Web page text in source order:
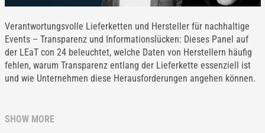
Verantwortungsvolle Lieferketten und Hersteller für nachhaltige
Events – Transparenz und Informationslücken: Dieses Panel auf
der LEaT con 24 beleuchtet, welche Daten von Herstellern häufig
fehlen, warum Transparenz entlang der Lieferkette essenziell ist
und wie Unternehmen diese Herausforderungen angehen können.
SHOW MORE